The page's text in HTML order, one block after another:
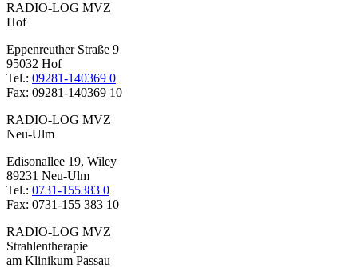
RADIO-LOG MVZ
Hof
Eppenreuther Straße 9
95032 Hof
Tel.: 09281-140369 0
Fax: 09281-140369 10
RADIO-LOG MVZ
Neu-Ulm
Edisonallee 19, Wiley
89231 Neu-Ulm
Tel.: 0731-155383 0
Fax: 0731-155 383 10
RADIO-LOG MVZ
Strahlentherapie
am Klinikum Passau